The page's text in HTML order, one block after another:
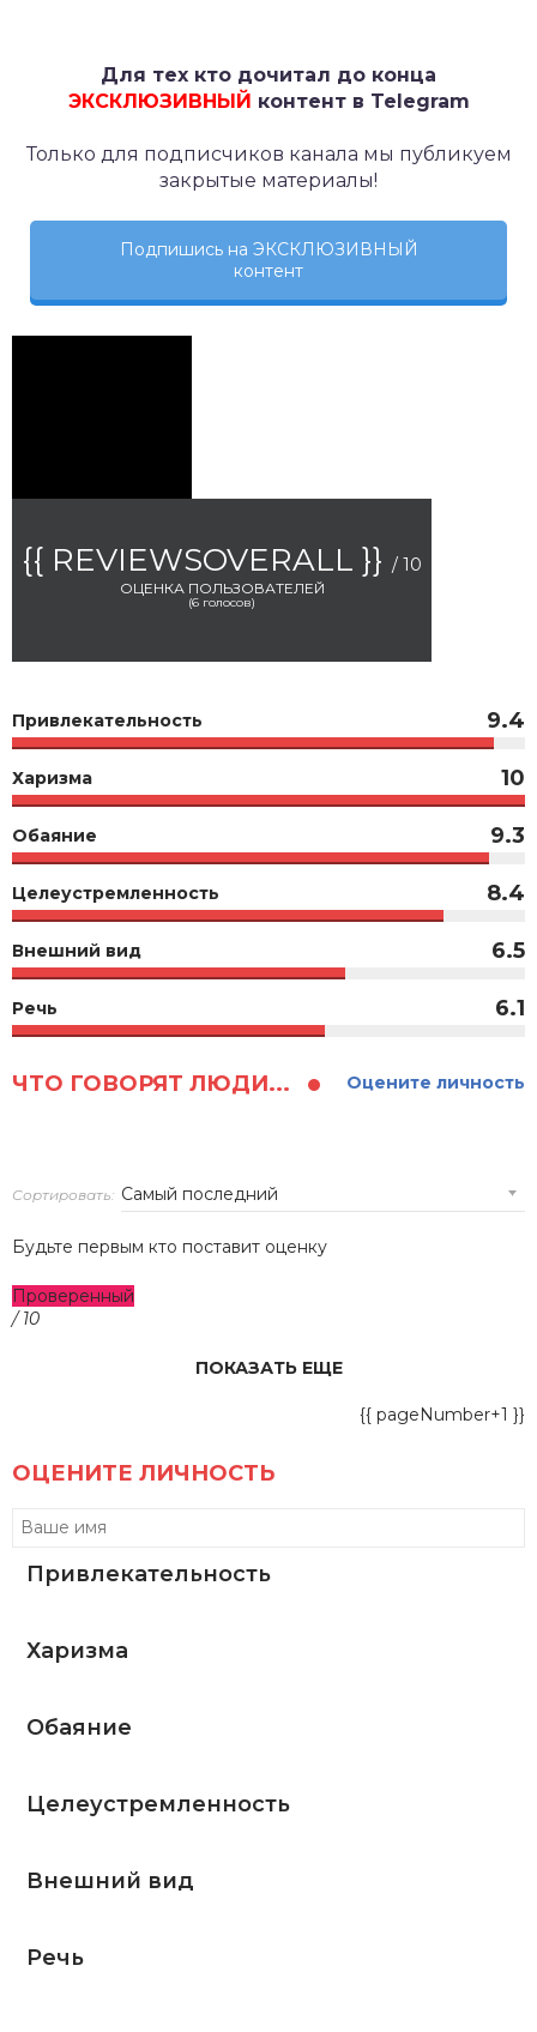
Для тех кто дочитал до конца
ЭКСКЛЮЗИВНЫЙ контент в Telegram
Только для подписчиков канала мы публикуем
закрытые материалы!
Подпишись на ЭКСКЛЮЗИВНЫЙ
контент
{{ REVIEWSOVERALL }} / 10
ОЦЕНКА ПОЛЬЗОВАТЕЛЕЙ
(6 голосов)
Привлекательность 9.4
Харизма 10
Обаяние 9.3
Целеустремленность 8.4
Внешний вид 6.5
Речь 6.1
ЧТО ГОВОРЯТ ЛЮДИ... Оцените личность
Сортировать:
Будьте первым кто поставит оценку
Проверенный
/ 10
ПОКАЗАТЬ ЕЩЕ
{{ pageNumber+1 }}
ОЦЕНИТЕ ЛИЧНОСТЬ
Привлекательность
Харизма
Обаяние
Целеустремленность
Внешний вид
Речь